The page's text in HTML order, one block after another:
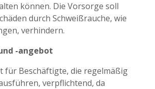
können. Die Vorsorge soll
durch Schweißrauche, wie
verhindern.
-angebot
für Beschäftigte, die regelmäßig
verpflichtend, da